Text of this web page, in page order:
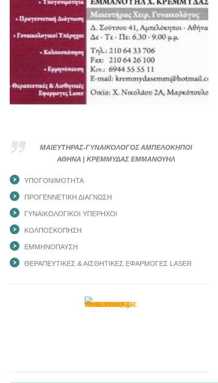
ΜΑΙΕΥΤΗΡΑΣ-ΓΥΝΑΙΚΟΛΟΓΟΣ ΑΜΠΕΛΟΚΗΠΟΙ
ΑΘΗΝΑ | ΚΡΕΜΜΥΔΑΣ ΕΜΜΑΝΟΥΗΛ
ΥΠΟΓΟΝΙΜΟΤΗΤΑ
ΠΡΟΓΕΝΝΕΤΙΚΗ ΔΙΑΓΝΩΣΗ
ΓΥΝΑΙΚΟΛΟΓΙΚΟΙ ΥΠΕΡΗΧΟΙ
ΚΟΛΠΟΣΚΟΠΗΣΗ
ΕΜΜΗΝΟΠΑΥΣΗ
ΘΕΡΑΠΕΥΤΙΚΕΣ & ΑΙΣΘΗΤΙΚΕΣ ΕΦΑΡΜΟΓΕΣ LASER